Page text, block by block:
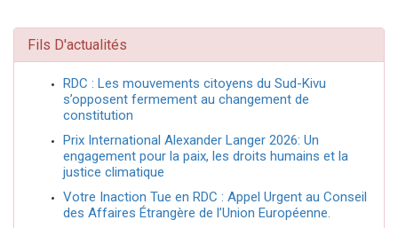
Fils D'actualités
RDC : Les mouvements citoyens du Sud-Kivu
s’opposent fermement au changement de
constitution
Prix International Alexander Langer 2026: Un
engagement pour la paix, les droits humains et la
justice climatique
Votre Inaction Tue en RDC : Appel Urgent au Conseil
des Affaires Étrangère de l’Union Européenne.